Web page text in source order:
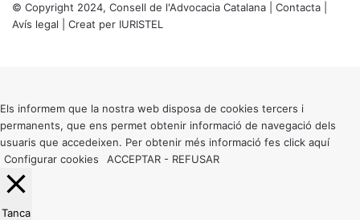
© Copyright 2024, Consell de l'Advocacia Catalana | Contacta
Avís legal | Creat per IURISTEL
button
Els informem que la nostra web disposa de cookies tercers i
permanents, que ens permet obtenir informació de navegació dels
usuaris que accedeixen. Per obtenir més informació fes click aquí
Configurar cookies
ACCEPTAR - REFUSAR
Tanca